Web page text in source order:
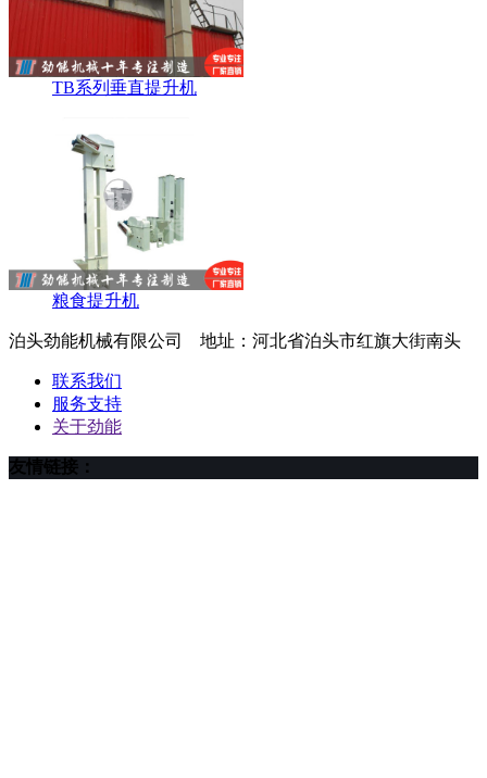
TB系列垂直提升机
粮食提升机
泊头劲能机械有限公司 地址：河北省泊头市红旗大街南头
联系我们
服务支持
关于劲能
友情链接：